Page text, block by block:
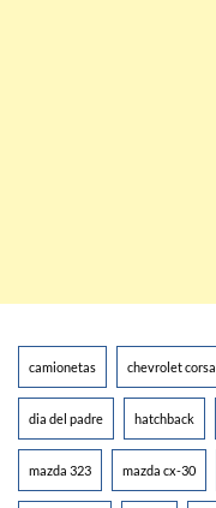
camionetas chevrolet corsa
dia del padre hatchback
mazda 323 mazda cx-30